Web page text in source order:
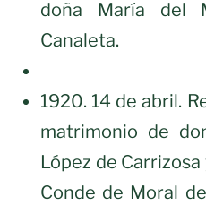
doña María del
Canaleta.
1920. 14 de abril.
matrimonio de
López de
Conde de Moral